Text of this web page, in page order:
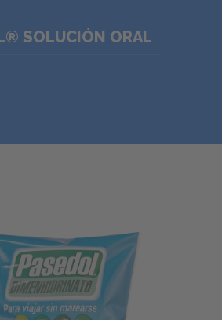
SOLUCIÓN ORAL